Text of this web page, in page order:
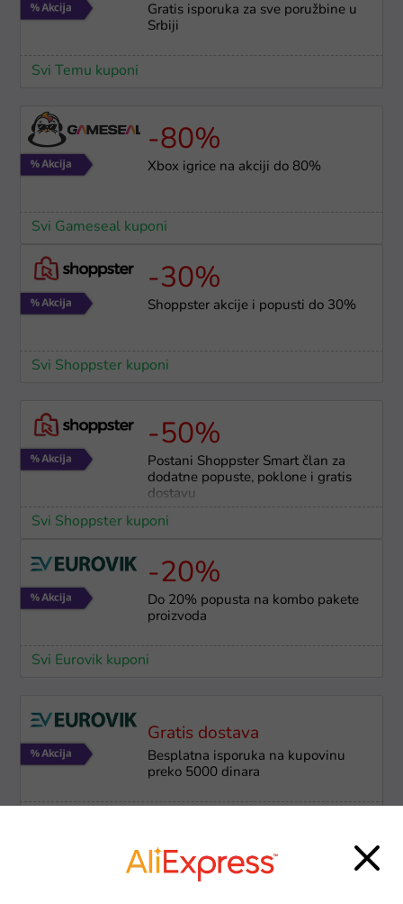
Gratis isporuka za sve poružbine u
Srbiji
Svi Temu kuponi
-80%
Xbox igrice na akciji do 80%
Svi Gameseal kuponi
-30%
Shoppster akcije i popusti do 30%
Svi Shoppster kuponi
-50%
Postani Shoppster Smart član za
dodatne popuste, poklone i gratis
dostavu
Svi Shoppster kuponi
-20%
Do 20% popusta na kombo pakete
proizvoda
Svi Eurovik kuponi
Gratis dostava
Besplatna isporuka na kupovinu
preko 5000 dinara
-40%